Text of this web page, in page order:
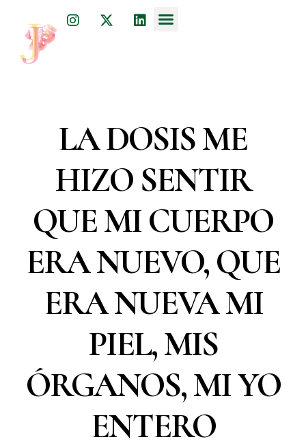
LA DOSIS ME
HIZO SENTIR
QUE MI CUERPO
ERA NUEVO, QUE
ERA NUEVA MI
PIEL, MIS
ÓRGANOS, MI YO
ENTERO